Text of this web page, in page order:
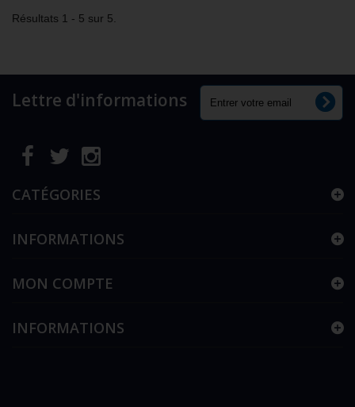
Résultats 1 - 5 sur 5.
Lettre d'informations
CATÉGORIES
INFORMATIONS
MON COMPTE
INFORMATIONS